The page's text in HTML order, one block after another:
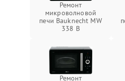
Ремонт
микроволновой
печи Bauknecht MW
338 B
Ремонт